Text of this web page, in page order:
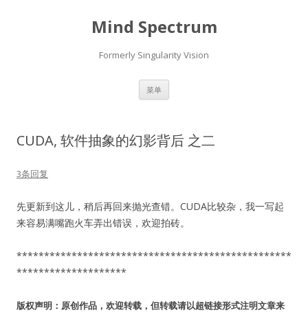
Mind Spectrum
Formerly Singularity Vision
菜单
CUDA, 软件抽象的幻影背后 之二
3条回复
先更新到这儿，稍后再回来抛光查错。CUDA比较杂，我一写起
来容易满嘴跑火车弄出错误，欢迎拍砖。
**************************************************
********************
版权声明：原创作品，欢迎转载，但转载请以超链接形式注明文章来